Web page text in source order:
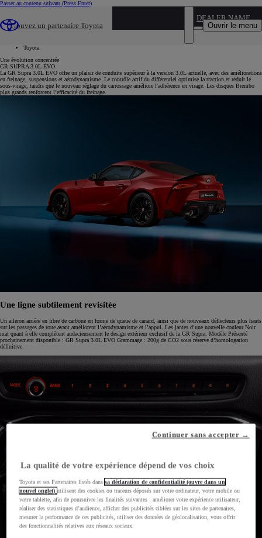
Passer au contenu suivant (Press Enter)
Trouvez un partenaire Toyota
DEALER NAME
Ouvrir le menu
Toyota
Une évolution concentrée
GR SUPRA 3.0L EVO
La GR Supra 3.0L EVO offre un plaisir de conduite supérieur à la version 3.0L actuelle, avec des améliorations
en freinage, suspensions et aérodynamisme. Le contrôle actif du différentiel optimise la traction et réduit le
sous-virage, tandis que le nouveau réglage du carrossage améliore l'adhérence en virage. Les disques Brembo
plus grands renforcent l’efficacité du freinage.
Une ligne subtilement revisitée
Un aileron arrière en fibre de carbone en forme de queue de canard, ainsi que de nouveaux déflecteurs plus hauts
sur les passages de roue avant améliorent l’aérodynamisme et l’appui. Les jantes d’une nouvelle couleur Noir
mat quant à elle complètent audacieusement le design extérieur exclusif de la GR Supra. Modèle Présenté
prochainement disponible : GR Supra 3.0L EVO Grammage : 200g de CO2 sous réserve d’homologation
définitive.
La qualité de votre expérience dépend de vos choix
Toyota et ses Partenaires listés danssa déclaration de confidentialité (ouvre dans un
nouvel onglet) utilisent des cookies ou traceurs déposés sur votre ordinateur, votre mobile ou
votre tablette, afin de poursuivre les finalités suivantes : améliorer votre expérience utilisateur,
réaliser des statistiques d’audience, afficher des publicités ciblées sur les sites de partenaires,
mesurer la performance de ces publicités, utiliser des données de géolocalisation, vous offrir
des fonctionnalités relatives aux réseaux sociaux.
Continuer sans accepter →